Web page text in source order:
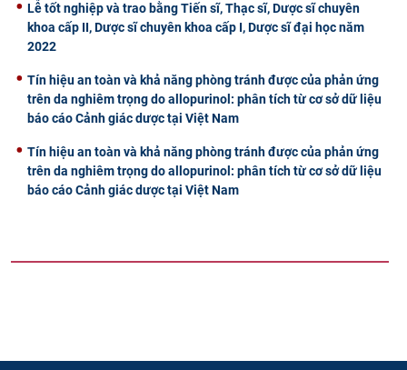
Lễ tốt nghiệp và trao bằng Tiến sĩ, Thạc sĩ, Dược sĩ chuyên
khoa cấp II, Dược sĩ chuyên khoa cấp I, Dược sĩ đại học năm
2022
Tín hiệu an toàn và khả năng phòng tránh được của phản ứng
trên da nghiêm trọng do allopurinol: phân tích từ cơ sở dữ liệu
báo cáo Cảnh giác dược tại Việt Nam
Tín hiệu an toàn và khả năng phòng tránh được của phản ứng
trên da nghiêm trọng do allopurinol: phân tích từ cơ sở dữ liệu
báo cáo Cảnh giác dược tại Việt Nam